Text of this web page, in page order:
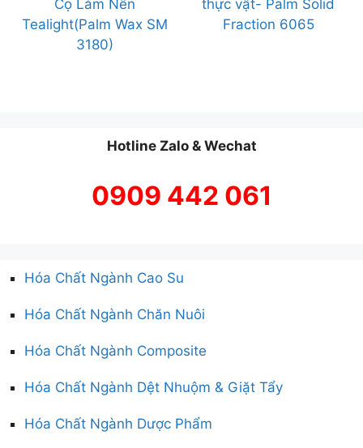
Cọ Làm Nến
Tealight(Palm Wax SM
3180)
thực vật- Palm Solid
Fraction 6065
Hotline Zalo & Wechat
0909 442 061
Hóa Chất Ngành Cao Su
Hóa Chất Ngành Chăn Nuôi
Hóa Chất Ngành Composite
Hóa Chất Ngành Dệt Nhuộm & Giặt Tẩy
Hóa Chất Ngành Dược Phẩm